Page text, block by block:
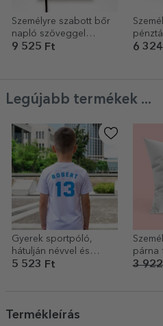
Személyre szabott bőr
napló szöveggel
tanároknak - Tanári
9 525 Ft
család
6
Legújabb termékek ...
Gyerek sportpóló,
hátulján névvel és
számmal személyre
5 523 Ft
párna
3
Termékleírás